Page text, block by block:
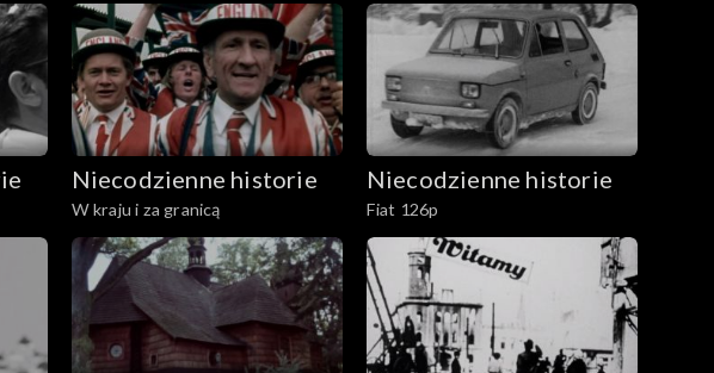
Stanisław Rzeszutek
Niecodzienne historie
W kraju i za granicą
Niecodzienne historie
Fiat 126p